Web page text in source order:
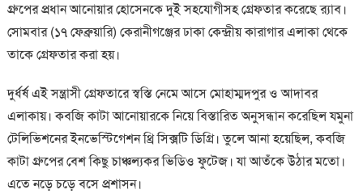
গ্রুপের প্রধান আনোয়ার হোসেনকে দুই সহযোগীসহ গ্রেফতার করেছে র‍্যাব।
সোমবার (১৭ ফেব্রুয়ারি) কেরানীগঞ্জের ঢাকা কেন্দ্রীয় কারাগার এলাকা থেকে
তাকে গ্রেফতার করা হয়।
দুর্ধর্ষ এই সন্ত্রাসী গ্রেফতারে স্বস্তি নেমে আসে মোহাম্মদপুর ও আদাবর
এলাকায়। কবজি কাটা আনোয়ারকে নিয়ে বিস্তারিত অনুসন্ধান করেছিল যমুনা
টেলিভিশনের ইনভেস্টিগেশন থ্রি সিক্সটি ডিগ্রি। তুলে আনা হয়েছিল, কবজি
কাটা গ্রুপের বেশ কিছু চাঞ্চল্যকর ভিডিও ফুটেজ। যা আতঁকে উঠার মতো।
এতে নড়ে চড়ে বসে প্রশাসন।